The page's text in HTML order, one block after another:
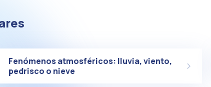
Fenómenos atmosféricos: lluvia, viento,
pedrisco o nieve